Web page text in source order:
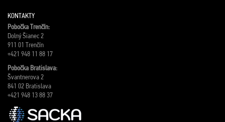
KONTAKTY
Pobočka Trenčín:
Dolný Šianec 2
911 01 Trenčín
+421 948 11 88 17
Pobočka Bratislava:
Švantnerova 2
841 02 Bratislava
+421 948 13 88 37